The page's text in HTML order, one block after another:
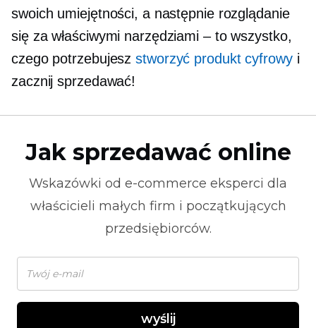
swoich umiejętności, a następnie rozglądanie
się za właściwymi narzędziami – to wszystko,
czego potrzebujeszstworzyć produkt cyfrowyi
zacznij sprzedawać!
Jak sprzedawać online
Wskazówki od e-commerce eksperci dla
właścicieli małych firm i początkujących
przedsiębiorców.
wyślij